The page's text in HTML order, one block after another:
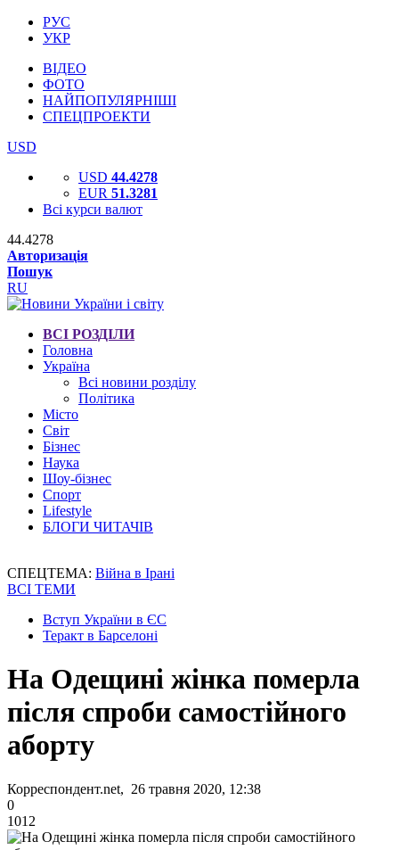
РУС
УКР
ВІДЕО
ФОТО
НАЙПОПУЛЯРНІШІ
СПЕЦПРОЕКТИ
USD
USD 44.4278
EUR 51.3281
Всі курси валют
44.4278
Авторизація
Пошук
RU
ВСІ РОЗДІЛИ
Головна
Україна
Всі новини розділу
Політика
Місто
Світ
Бізнес
Наука
Шоу-бізнес
Спорт
Lifestyle
БЛОГИ ЧИТАЧІВ
СПЕЦТЕМА: Війна в Ірані
ВСІ ТЕМИ
Вступ України в ЄС
Теракт в Барселоні
На Одещині жінка померла
після спроби самостійного
аборту
Корреспондент.net, 26 травня 2020, 12:38
0
1012